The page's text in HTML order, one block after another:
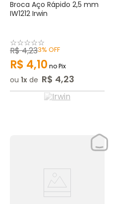
Broca Aço Rápido 2,5 mm
IW1212 Irwin
☆☆☆☆☆
R$4,233% OFF
R$ 4,10 no Pix
ou 1 de R$ 4,23